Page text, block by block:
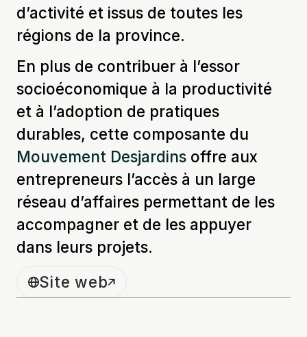
d’activité et issus de toutes les
régions de la province.
En plus de contribuer à l’essor
socioéconomique à la productivité
et à l’adoption de pratiques
durables, cette composante du
Mouvement Desjardins offre aux
entrepreneurs l’accès à un large
réseau d’affaires permettant de les
accompagner et de les appuyer
dans leurs projets.
Site web